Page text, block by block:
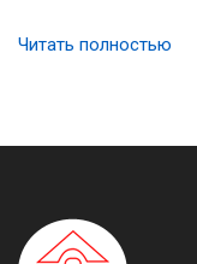
Читать полностью